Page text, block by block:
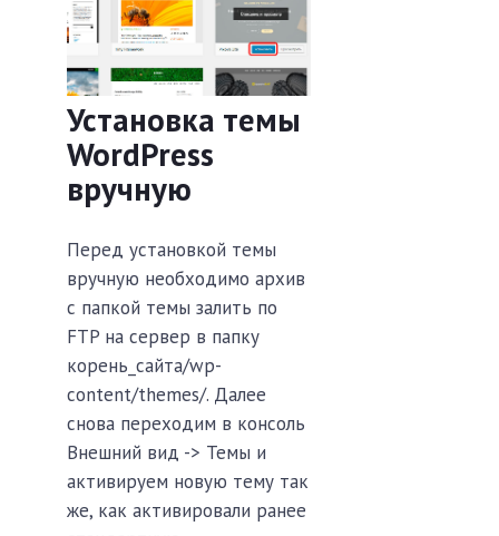
Установка темы
WordPress
вручную
Перед установкой темы
вручную необходимо архив
с папкой темы залить по
FTP на сервер в папку
корень_сайта/wp-
content/themes/. Далее
снова переходим в консоль
Внешний вид -> Темы и
активируем новую тему так
же, как активировали ранее